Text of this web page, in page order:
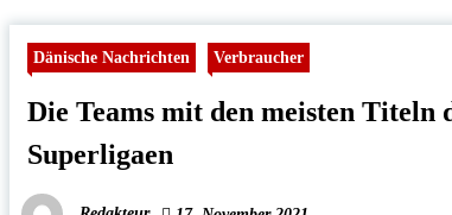
Dänische Nachrichten Verbraucher
Die Teams mit den meisten Titeln
Superligaen